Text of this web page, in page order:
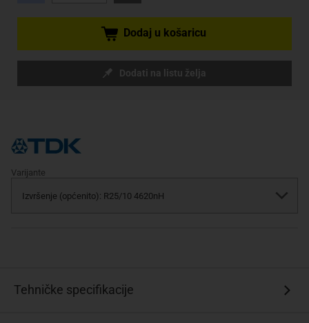
Dodaj u košaricu
Dodati na listu želja
Varijante
Tehničke specifikacije